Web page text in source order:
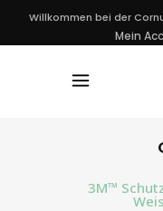
Willkommen bei der
Mein
3M™